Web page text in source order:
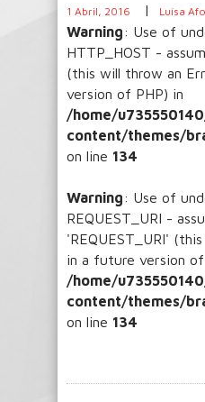
1 Abril, 2016 | Luísa
Warning: Use of
HTTP_HOST -
(this will throw an
version of PHP) in
/home/
content/themes/
on line 134
Warning: Use of
REQUEST_URI -
'REQUEST_URI'
in a future version of
/home/
content/themes/
on line 134